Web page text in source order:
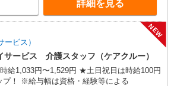
詳細を見る
ビス）
NEW
サービス 介護スタッフ（ケアクルー）
時給1,033円〜1,529円 ★土日祝日は時給100円
プ！ ※給与幅は資格・経験等による